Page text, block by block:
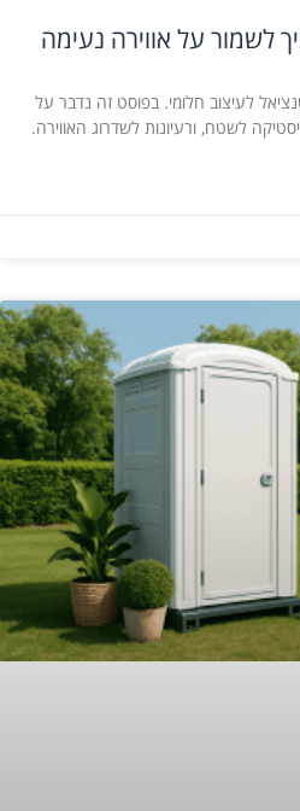
לשמור על אווירה נעימה
לעיצוב חלומי. בפוסט זה נדבר על
לשטח, ורעיונות לשדרוג האווירה.